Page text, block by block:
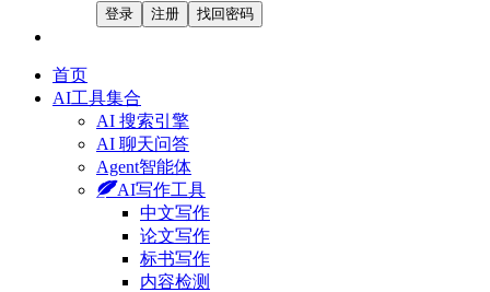
登录 注册 找回密码
首页
AI工具集合
AI 搜索引擎
AI 聊天问答
Agent智能体
AI写作工具
中文写作
论文写作
标书写作
内容检测